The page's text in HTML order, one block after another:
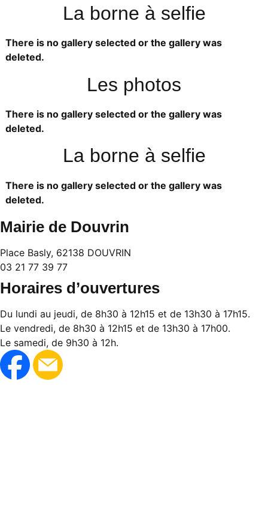
La borne à selfie
There is no gallery selected or the gallery was
deleted.
Les photos
There is no gallery selected or the gallery was
deleted.
La borne à selfie
There is no gallery selected or the gallery was
deleted.
Mairie de Douvrin
Place Basly, 62138 DOUVRIN
03 21 77 39 77
Horaires d’ouvertures
Du lundi au jeudi, de 8h30 à 12h15 et de 13h30 à 17h15.
Le vendredi, de 8h30 à 12h15 et de 13h30 à 17h00.
Le samedi, de 9h30 à 12h.